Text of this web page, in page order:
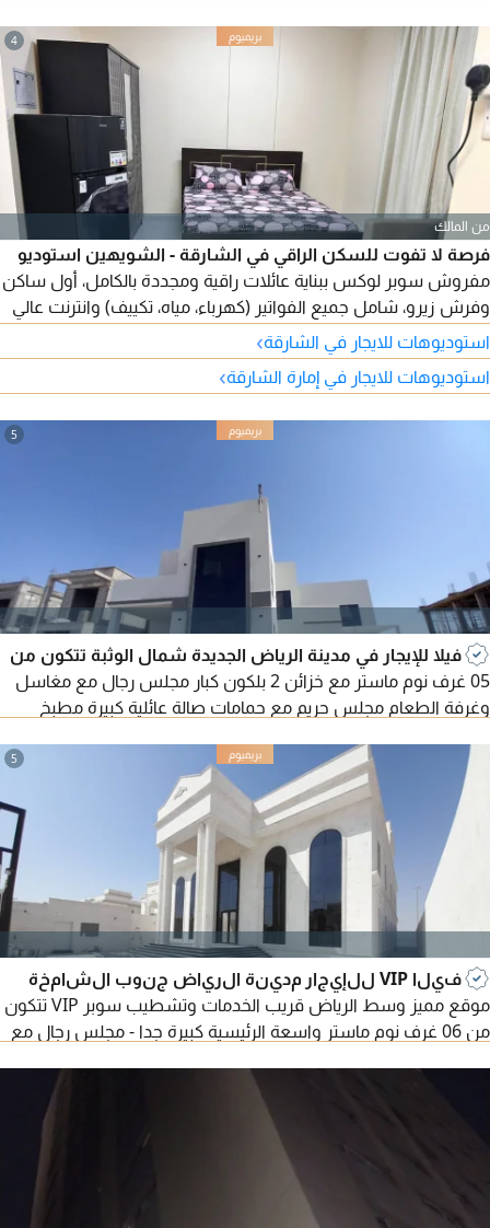
4
من المالك
فرصة لا تفوت للسكن الراقي في الشارقة - الشويهين استوديو
مفروش سوبر لوكس ببناية عائلات راقية ومجددة بالكامل، أول ساكن
وفرش زيرو، شامل جميع الفواتير (كهرباء، مياه، تكييف) وانترنت عالي
السرعة مجانا، بدون عمولة ومن المالك مباشرة. الموقع مميز ثاني
صف من الكورنيش بجوار فندق سما وخلف متحف الشارقة للفنون.
للتواصل
استوديوهات للايجار في الشارقة›
استوديوهات للايجار في إمارة الشارقة›
5
فيلا للإيجار في مدينة الرياض الجديدة شمال الوثبة تتكون من
05 غرف نوم ماستر مع خزائن 2 بلكون كبار مجلس رجال مع مغاسل
وغرفة الطعام مجلس حريم مع حمامات صالة عائلية كبيرة مطبخ
والكوي مطبخ تحضيري حوش كبير مطلوب 170 ألف
5
فيلا VIP للإيجار مدينة الرياض جنوب الشامخة
موقع مميز وسط الرياض قريب الخدمات وتشطيب سوبر VIP تتكون
من 06 غرف نوم ماستر واسعة الرئيسية كبيرة جدا - مجلس رجال مع
الموجودة بالدور الأول مغلقة - مسبح داخلي من ضمن الفيلا مع
شاور - الفيلا تحتوي على مصعد (ليفت) غرفة حارس - نظام كاميرات -